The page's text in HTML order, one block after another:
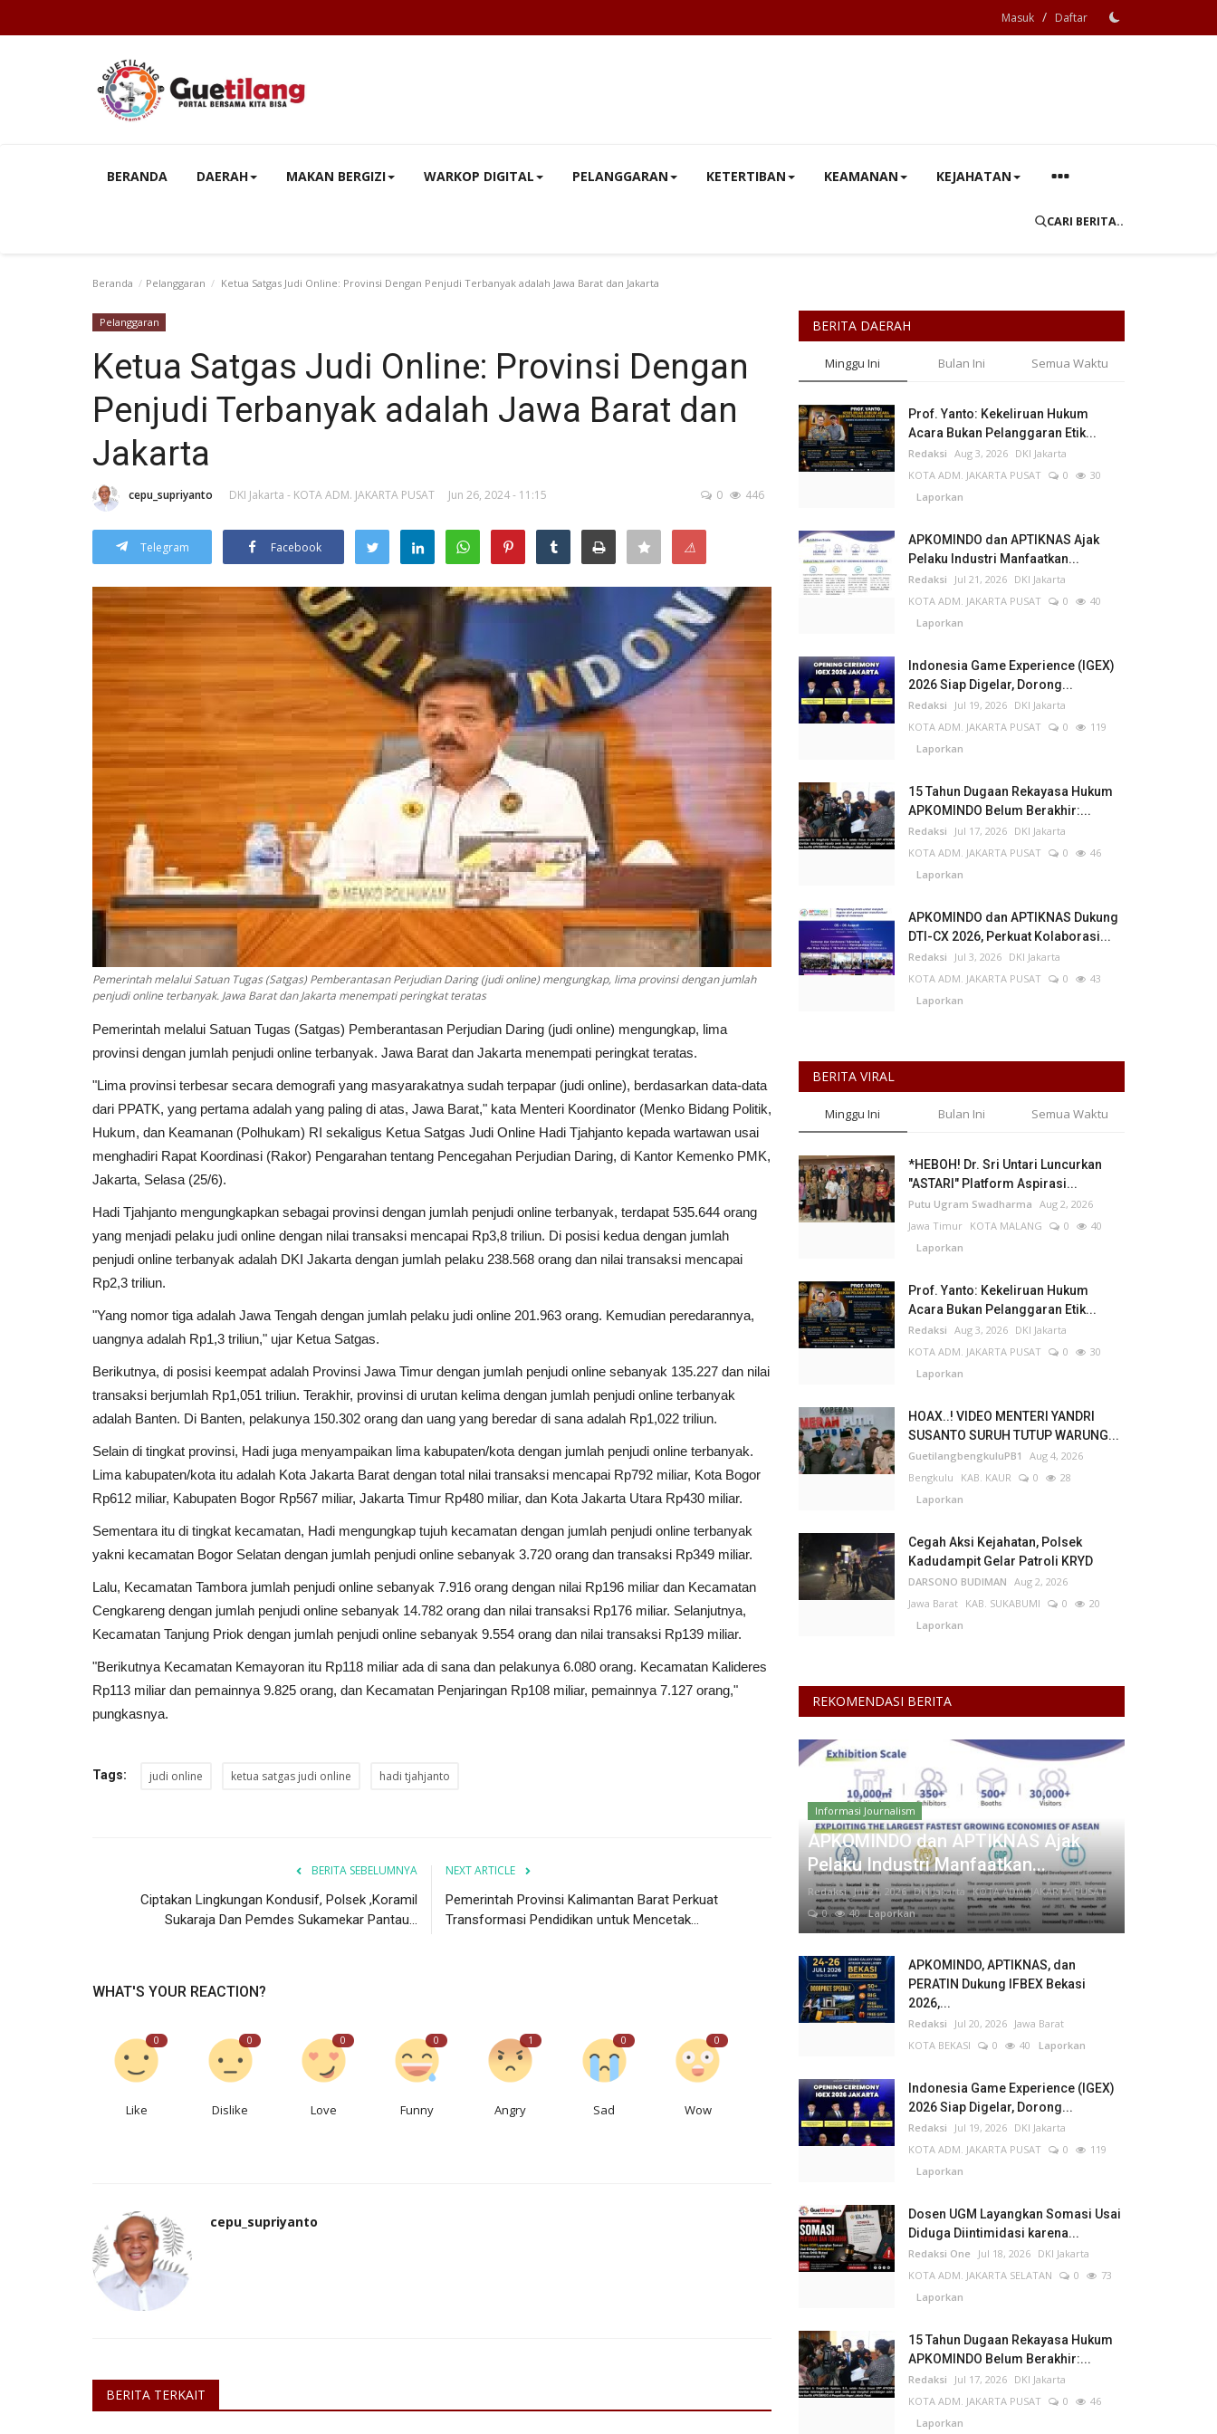
Masuk / Daftar
BERANDA DAERAH MAKAN BERGIZI WARKOP DIGITAL PELANGGARAN KETERTIBAN KEAMANAN KEJAHATAN
CARI BERITA..
Beranda Pelanggaran Ketua Satgas Judi Online: Provinsi Dengan Penjudi Terbanyak adalah Jawa Barat dan Jakarta
Pelanggaran
Ketua Satgas Judi Online: Provinsi Dengan
Penjudi Terbanyak adalah Jawa Barat dan
Jakarta
cepu_supriyanto DKI Jakarta - KOTA ADM. JAKARTA PUSAT Jun 26, 2024 - 11:15 0 446
Telegram Facebook ⚠
Pemerintah melalui Satuan Tugas (Satgas) Pemberantasan Perjudian Daring (judi online) mengungkap, lima provinsi dengan jumlah
penjudi online terbanyak. Jawa Barat dan Jakarta menempati peringkat teratas
Pemerintah melalui Satuan Tugas (Satgas) Pemberantasan Perjudian Daring (judi online) mengungkap, lima
provinsi dengan jumlah penjudi online terbanyak. Jawa Barat dan Jakarta menempati peringkat teratas.
"Lima provinsi terbesar secara demografi yang masyarakatnya sudah terpapar (judi online), berdasarkan data-data
dari PPATK, yang pertama adalah yang paling di atas, Jawa Barat," kata Menteri Koordinator (Menko Bidang Politik,
Hukum, dan Keamanan (Polhukam) RI sekaligus Ketua Satgas Judi Online Hadi Tjahjanto kepada wartawan usai
menghadiri Rapat Koordinasi (Rakor) Pengarahan tentang Pencegahan Perjudian Daring, di Kantor Kemenko PMK,
Jakarta, Selasa (25/6).
Hadi Tjahjanto mengungkapkan sebagai provinsi dengan jumlah penjudi online terbanyak, terdapat 535.644 orang
yang menjadi pelaku judi online dengan nilai transaksi mencapai Rp3,8 triliun. Di posisi kedua dengan jumlah
penjudi online terbanyak adalah DKI Jakarta dengan jumlah pelaku 238.568 orang dan nilai transaksi mencapai
Rp2,3 triliun.
"Yang nomor tiga adalah Jawa Tengah dengan jumlah pelaku judi online 201.963 orang. Kemudian peredarannya,
uangnya adalah Rp1,3 triliun," ujar Ketua Satgas.
Berikutnya, di posisi keempat adalah Provinsi Jawa Timur dengan jumlah penjudi online sebanyak 135.227 dan nilai
transaksi berjumlah Rp1,051 triliun. Terakhir, provinsi di urutan kelima dengan jumlah penjudi online terbanyak
adalah Banten. Di Banten, pelakunya 150.302 orang dan uang yang beredar di sana adalah Rp1,022 triliun.
Selain di tingkat provinsi, Hadi juga menyampaikan lima kabupaten/kota dengan jumlah penjudi online terbanyak.
Lima kabupaten/kota itu adalah Kota Jakarta Barat dengan total nilai transaksi mencapai Rp792 miliar, Kota Bogor
Rp612 miliar, Kabupaten Bogor Rp567 miliar, Jakarta Timur Rp480 miliar, dan Kota Jakarta Utara Rp430 miliar.
Sementara itu di tingkat kecamatan, Hadi mengungkap tujuh kecamatan dengan jumlah penjudi online terbanyak
yakni kecamatan Bogor Selatan dengan jumlah penjudi online sebanyak 3.720 orang dan transaksi Rp349 miliar.
Lalu, Kecamatan Tambora jumlah penjudi online sebanyak 7.916 orang dengan nilai Rp196 miliar dan Kecamatan
Cengkareng dengan jumlah penjudi online sebanyak 14.782 orang dan nilai transaksi Rp176 miliar. Selanjutnya,
Kecamatan Tanjung Priok dengan jumlah penjudi online sebanyak 9.554 orang dan nilai transaksi Rp139 miliar.
"Berikutnya Kecamatan Kemayoran itu Rp118 miliar ada di sana dan pelakunya 6.080 orang. Kecamatan Kalideres
Rp113 miliar dan pemainnya 9.825 orang, dan Kecamatan Penjaringan Rp108 miliar, pemainnya 7.127 orang,"
pungkasnya.
Tags: judi online ketua satgas judi online hadi tjahjanto
BERITA SEBELUMNYA
Ciptakan Lingkungan Kondusif, Polsek ,Koramil
Sukaraja Dan Pemdes Sukamekar Pantau...
NEXT ARTICLE
Pemerintah Provinsi Kalimantan Barat Perkuat
Transformasi Pendidikan untuk Mencetak...
WHAT'S YOUR REACTION?
0
Like
0
Dislike
0
Love
0
Funny
1
Angry
0
Sad
0
Wow
cepu_supriyanto
BERITA TERKAIT
BERITA DAERAH
Minggu Ini Bulan Ini Semua Waktu
Prof. Yanto: Kekeliruan Hukum
Acara Bukan Pelanggaran Etik...
Redaksi Aug 3, 2026 DKI Jakarta
KOTA ADM. JAKARTA PUSAT
0
30
Laporkan
APKOMINDO dan APTIKNAS Ajak
Pelaku Industri Manfaatkan...
Redaksi Jul 21, 2026 DKI Jakarta
KOTA ADM. JAKARTA PUSAT
0
40
Laporkan
Indonesia Game Experience (IGEX)
2026 Siap Digelar, Dorong...
Redaksi Jul 19, 2026 DKI Jakarta
KOTA ADM. JAKARTA PUSAT
0
119
Laporkan
15 Tahun Dugaan Rekayasa Hukum
APKOMINDO Belum Berakhir:...
Redaksi Jul 17, 2026 DKI Jakarta
KOTA ADM. JAKARTA PUSAT
0
46
Laporkan
APKOMINDO dan APTIKNAS Dukung
DTI-CX 2026, Perkuat Kolaborasi...
Redaksi Jul 3, 2026 DKI Jakarta
KOTA ADM. JAKARTA PUSAT
0
43
Laporkan
BERITA VIRAL
Minggu Ini Bulan Ini Semua Waktu
*HEBOH! Dr. Sri Untari Luncurkan
"ASTARI" Platform Aspirasi...
Putu Ugram Swadharma Aug 2, 2026
Jawa Timur KOTA MALANG 0
40
Laporkan
Prof. Yanto: Kekeliruan Hukum
Acara Bukan Pelanggaran Etik...
Redaksi Aug 3, 2026 DKI Jakarta
KOTA ADM. JAKARTA PUSAT
0
30
Laporkan
HOAX..! VIDEO MENTERI YANDRI
SUSANTO SURUH TUTUP WARUNG...
GuetilangbengkuluPB1
Aug 4, 2026
Bengkulu
KAB. KAUR 0
28
Laporkan
Cegah Aksi Kejahatan, Polsek
Kadudampit Gelar Patroli KRYD
DARSONO BUDIMAN Aug 2, 2026
Jawa Barat KAB. SUKABUMI 0
20
Laporkan
REKOMENDASI BERITA
Informasi Journalism
APKOMINDO dan APTIKNAS Ajak
Pelaku Industri Manfaatkan...
Redaksi Jul 21, 2026 DKI Jakarta KOTA ADM. JAKARTA PUSAT
0
40Laporkan
APKOMINDO, APTIKNAS, dan
PERATIN Dukung IFBEX Bekasi
2026,...
Redaksi Jul 20, 2026 Jawa Barat
KOTA BEKASI
0 40 Laporkan
Indonesia Game Experience (IGEX)
2026 Siap Digelar, Dorong...
Redaksi Jul 19, 2026 DKI Jakarta
KOTA ADM. JAKARTA PUSAT
0
119
Laporkan
Dosen UGM Layangkan Somasi Usai
Diduga Diintimidasi karena...
Redaksi One Jul 18, 2026 DKI Jakarta
KOTA ADM. JAKARTA SELATAN
0
73
Laporkan
15 Tahun Dugaan Rekayasa Hukum
APKOMINDO Belum Berakhir:...
Redaksi Jul 17, 2026 DKI Jakarta
KOTA ADM. JAKARTA PUSAT
0
46
Laporkan